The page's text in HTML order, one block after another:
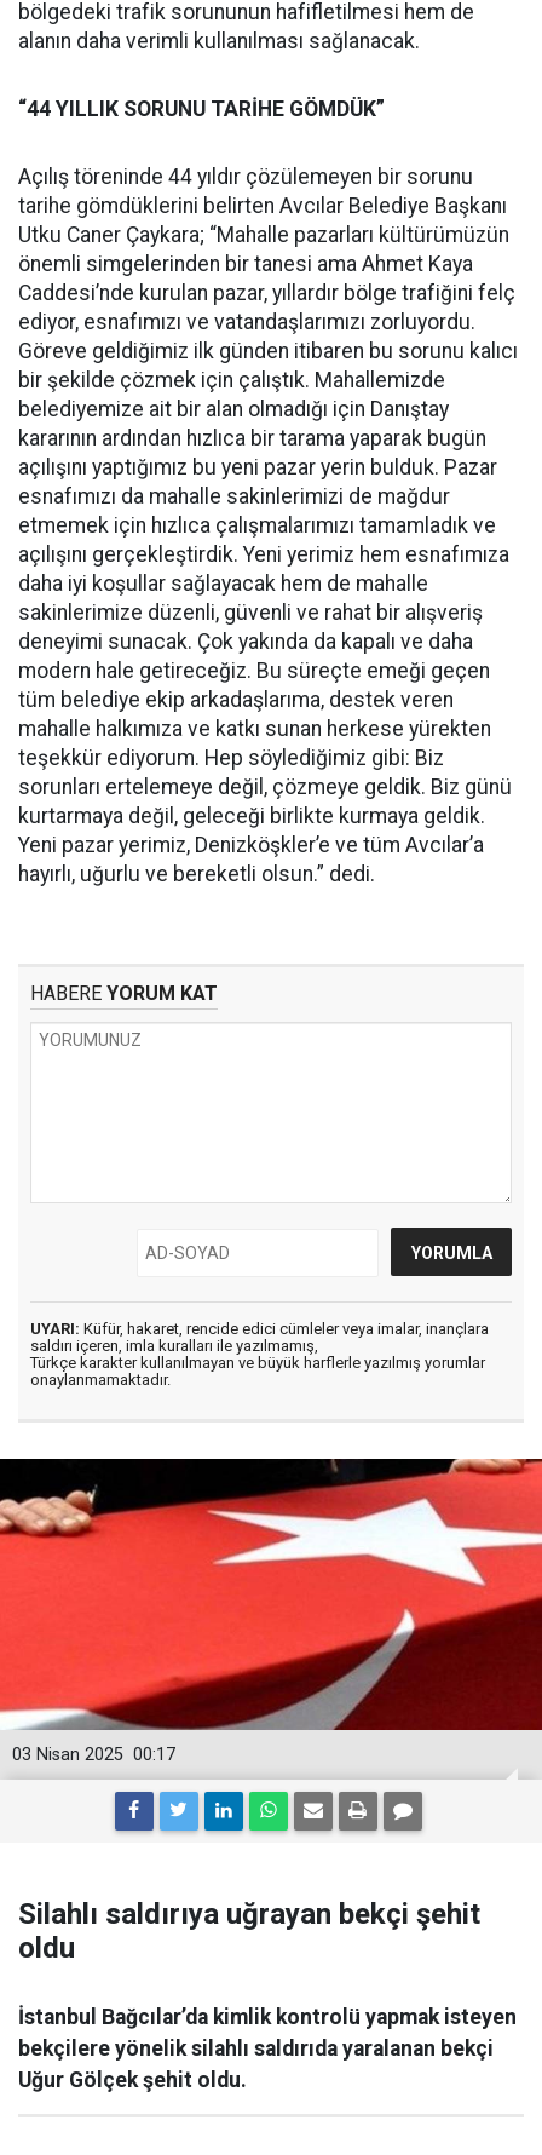
bölgedeki trafik sorununun hafifletilmesi hem de
alanın daha verimli kullanılması sağlanacak.
“44 YILLIK SORUNU TARİHE GÖMDÜK”
Açılış töreninde 44 yıldır çözülemeyen bir sorunu
tarihe gömdüklerini belirten Avcılar Belediye Başkanı
Utku Caner Çaykara; “Mahalle pazarları kültürümüzün
önemli simgelerinden bir tanesi ama Ahmet Kaya
Caddesi’nde kurulan pazar, yıllardır bölge trafiğini felç
ediyor, esnafımızı ve vatandaşlarımızı zorluyordu.
Göreve geldiğimiz ilk günden itibaren bu sorunu kalıcı
bir şekilde çözmek için çalıştık. Mahallemizde
belediyemize ait bir alan olmadığı için Danıştay
kararının ardından hızlıca bir tarama yaparak bugün
açılışını yaptığımız bu yeni pazar yerin bulduk. Pazar
esnafımızı da mahalle sakinlerimizi de mağdur
etmemek için hızlıca çalışmalarımızı tamamladık ve
açılışını gerçekleştirdik. Yeni yerimiz hem esnafımıza
daha iyi koşullar sağlayacak hem de mahalle
sakinlerimize düzenli, güvenli ve rahat bir alışveriş
deneyimi sunacak. Çok yakında da kapalı ve daha
modern hale getireceğiz. Bu süreçte emeği geçen
tüm belediye ekip arkadaşlarıma, destek veren
mahalle halkımıza ve katkı sunan herkese yürekten
teşekkür ediyorum. Hep söylediğimiz gibi: Biz
sorunları ertelemeye değil, çözmeye geldik. Biz günü
kurtarmaya değil, geleceği birlikte kurmaya geldik.
Yeni pazar yerimiz, Denizköşkler’e ve tüm Avcılar’a
hayırlı, uğurlu ve bereketli olsun.” dedi.
HABERE YORUM KAT
UYARI: Küfür, hakaret, rencide edici cümleler veya imalar, inançlara
saldırı içeren, imla kuralları ile yazılmamış,
Türkçe karakter kullanılmayan ve büyük harflerle yazılmış yorumlar
onaylanmamaktadır.
00:17
03 Nisan 2025
Silahlı saldırıya uğrayan bekçi şehit
oldu
İstanbul Bağcılar’da kimlik kontrolü yapmak isteyen
bekçilere yönelik silahlı saldırıda yaralanan bekçi
Uğur Gölçek şehit oldu.